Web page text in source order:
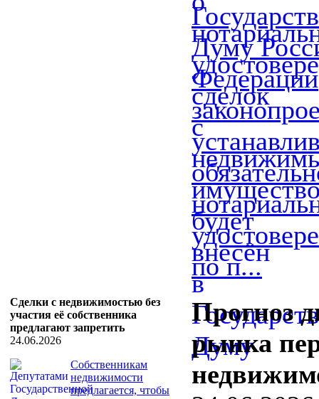
Думу
Федерации
по п...
Сделки с недвижимостью без
участия её собственника
предлагают запретить
24.06.2026
Собственникам
недвижимости
предлагается, чтобы
Прогноз
рынка